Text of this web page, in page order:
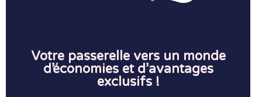
Votre passerelle vers un monde
d’économies et d’avantages
exclusifs !